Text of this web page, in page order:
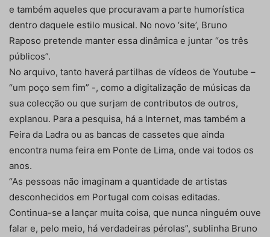
e também aqueles que procuravam a parte humorística
dentro daquele estilo musical. No novo ‘site’, Bruno
Raposo pretende manter essa dinâmica e juntar “os três
públicos”.
No arquivo, tanto haverá partilhas de vídeos de Youtube –
“um poço sem fim” -, como a digitalização de músicas da
sua colecção ou que surjam de contributos de outros,
explanou. Para a pesquisa, há a Internet, mas também a
Feira da Ladra ou as bancas de cassetes que ainda
encontra numa feira em Ponte de Lima, onde vai todos os
anos.
“As pessoas não imaginam a quantidade de artistas
desconhecidos em Portugal com coisas editadas.
Continua-se a lançar muita coisa, que nunca ninguém ouve
falar e, pelo meio, há verdadeiras pérolas”, sublinha Bruno